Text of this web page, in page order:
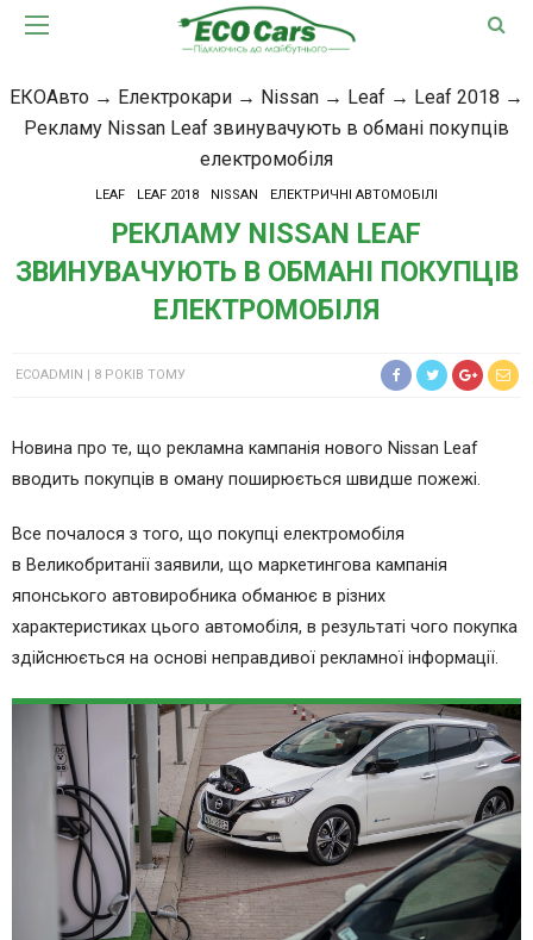
ЕКОАвто → Електрокари → Nissan → Leaf → Leaf 2018 →
Рекламу Nissan Leaf звинувачують в обмані покупців
електромобіля
LEAF LEAF 2018 NISSAN ЕЛЕКТРИЧНІ АВТОМОБІЛІ
РЕКЛАМУ NISSAN LEAF
ЗВИНУВАЧУЮТЬ В ОБМАНІ ПОКУПЦІВ
ЕЛЕКТРОМОБІЛЯ
ECOADMIN 8 РОКІВ ТОМУ
Новина про те, що рекламна кампанія нового Nissan Leaf
вводить покупців в оману поширюється швидше пожежі.
Все почалося з того, що покупці електромобіля
в Великобританії заявили, що маркетингова кампанія
японського автовиробника обманює в різних
характеристиках цього автомобіля, в результаті чого покупка
здійснюється на основі неправдивої рекламної інформації.